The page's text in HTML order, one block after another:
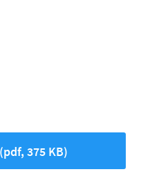
375 KB)